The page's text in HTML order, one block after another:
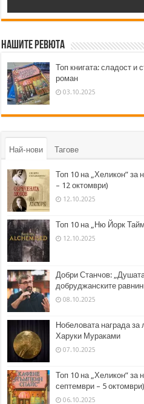
Нашите ревюта
Топ книгата: сладост и
роман
03.10.2025
Най-нови Тагове
Топ 10 на „Хеликон” за
– 12 октомври)
12.10.2025
Топ 10 на „Ню Йорк
12.10.2025
Добри Станчов:
добруджанските
08.10.2025
Нобеловата награда за
Харуки Мураками
07.10.2025
Топ 10 на „Хеликон” за
септември – 5 октомври)
06.10.2025